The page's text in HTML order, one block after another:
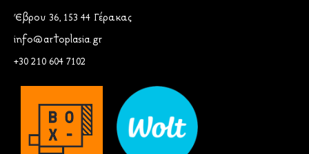
Έβρου 36, 153 44 Γέρακας
info@artoplasia.gr
+30 210 604 7102